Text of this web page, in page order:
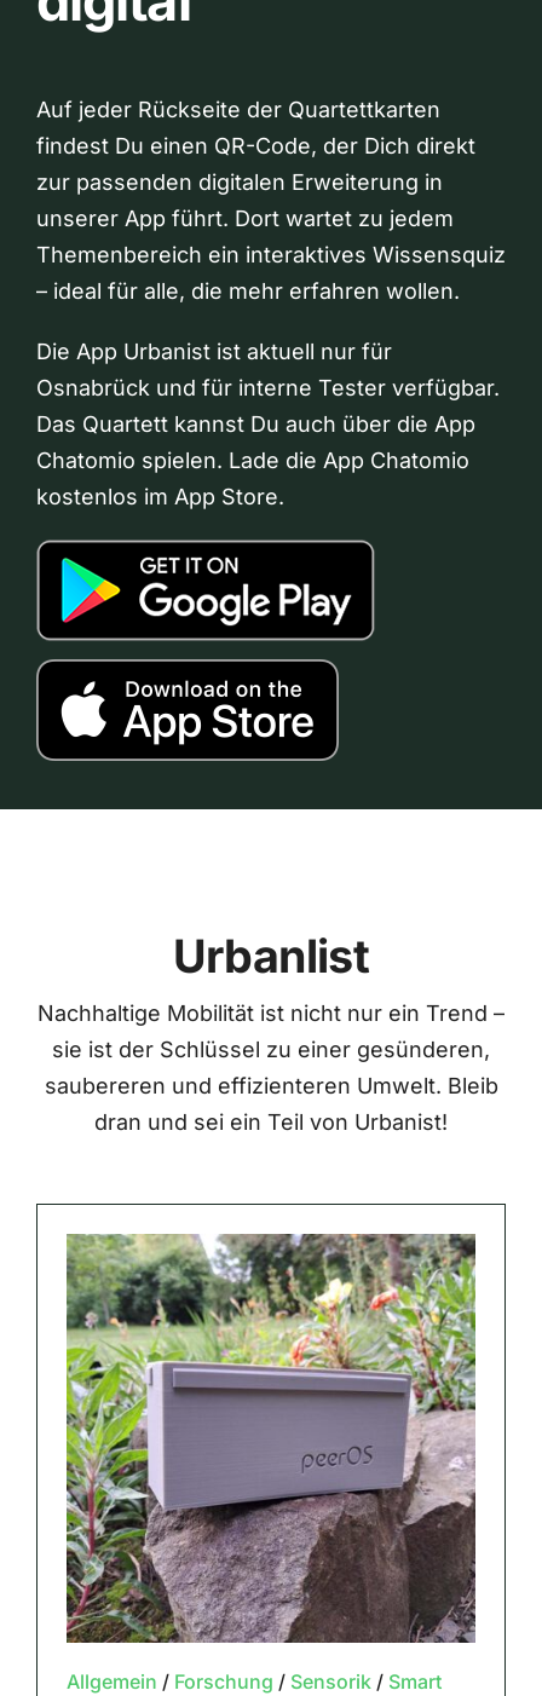
Auf jeder Rückseite der Quartettkarten
findest Du einen QR-Code, der Dich direkt
zur passenden digitalen Erweiterung in
unserer App führt. Dort wartet zu jedem
Themenbereich ein interaktives Wissensquiz
– ideal für alle, die mehr erfahren wollen.
Die App Urbanist ist aktuell nur für
Osnabrück und für interne Tester verfügbar.
Das Quartett kannst Du auch über die App
Chatomio spielen. Lade die App Chatomio
kostenlos im App Store.
Urbanlist
Nachhaltige Mobilität ist nicht nur ein Trend –
sie ist der Schlüssel zu einer gesünderen,
saubereren und effizienteren Umwelt. Bleib
dran und sei ein Teil von Urbanist!
Allgemein / Forschung / Sensorik/ Smart